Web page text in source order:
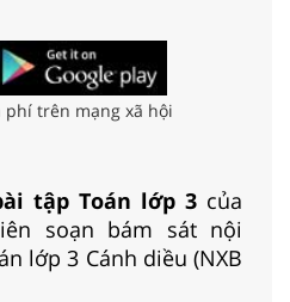
trên mạng xã hội
tập Toán lớp 3 của
soạn bám sát nội
lớp 3 Cánh diều (NXB